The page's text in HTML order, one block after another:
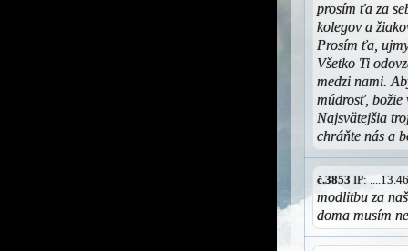
prosím ťa za
kolegov a
Prosím ťa,
Všetko Ti
medzi nami.
múdrosť, božie
Najsvätejšia
chráňte nás a
č.3853 IP:
modlitbu za
doma musím